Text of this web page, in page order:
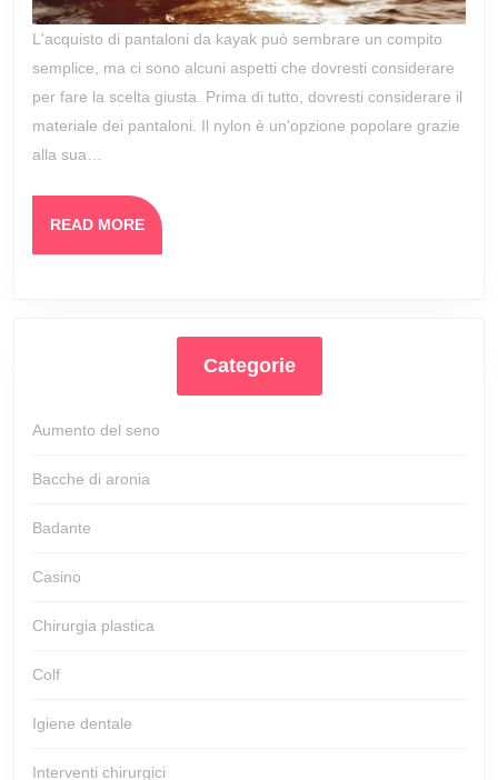
da
Kayak
Giusti
per
la
L'acquisto di pantaloni da kayak può sembrare un compito
semplice, ma ci sono alcuni aspetti che dovresti considerare
per fare la scelta giusta. Prima di tutto, dovresti considerare il
materiale dei pantaloni. Il nylon è un'opzione popolare grazie
alla sua…
READ MOREREAD
Categorie
Aumento del seno
Bacche di aronia
Badante
Casino
Chirurgia plastica
Colf
Igiene dentale
Interventi chirurgici